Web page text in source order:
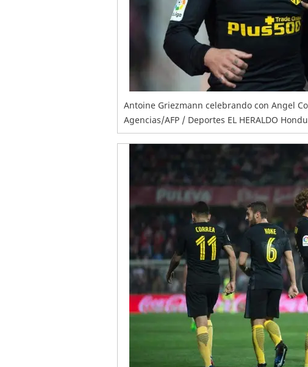
Antoine Griezmann celebrando con Angel
Agencias/AFP / Deportes EL HERALDO